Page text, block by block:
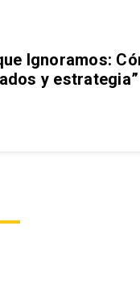
Ignoramos:
y estrategia”